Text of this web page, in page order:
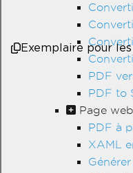
PDF
PDF to
Page
PDF à
XAML
Exemplaire pour